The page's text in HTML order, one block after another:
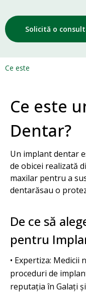
Solicită o
Ce este
Ce este
Dentar?
Un implant dentar
de obicei realizată
maxilar pentru a
dentarăsau o
De ce să
pentru
• Expertiza:
proceduri de
reputația în Galați